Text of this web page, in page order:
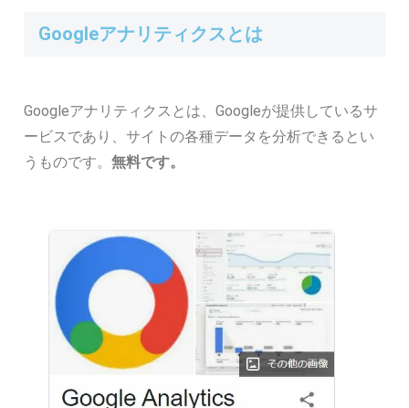
Googleアナリティクスとは
Googleアナリティクスとは、Googleが提供しているサ
ービスであり、サイトの各種データを分析できるとい
うものです。 無料です。